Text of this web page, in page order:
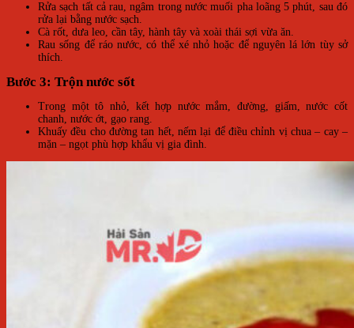
Rửa sạch tất cả rau, ngâm trong nước muối pha loãng 5 phút, sau đó
rửa lại bằng nước sạch.
Cà rốt, dưa leo, cần tây, hành tây và xoài thái sợi vừa ăn.
Rau sống để ráo nước, có thể xé nhỏ hoặc để nguyên lá lớn tùy sở
thích.
Bước 3: Trộn nước sốt
Trong một tô nhỏ, kết hợp nước mắm, đường, giấm, nước cốt
chanh, nước ớt, gạo rang.
Khuấy đều cho đường tan hết, nếm lại để điều chỉnh vị chua – cay –
mặn – ngọt phù hợp khẩu vị gia đình.